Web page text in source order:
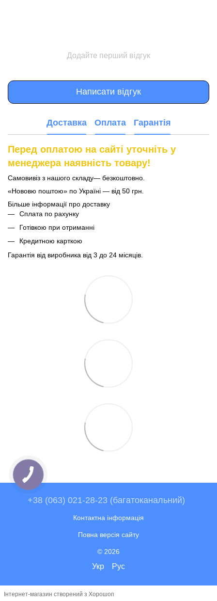
Додайте перший відгук
Написати відгук
Доставка Оплата Гарантія
Перед оплатою на сайті уточніть у
менеджера наявність товару!
Самовивіз з нашого складу— безкоштовно.
«Нововю поштою» по Україні — від 50 грн.
Більше інформації про доставку
Сплата по рахунку
Готівкою при отриманні
Кредитною карткою
Гарантія від виробника від 3 до 24 місяців.
+38 (063) 021-28-23 (багатоканальний)
Контактна інформація
Повна версія сайту
© 2026
Укр Рус
Інтернет-магазин створений з Хорошоп